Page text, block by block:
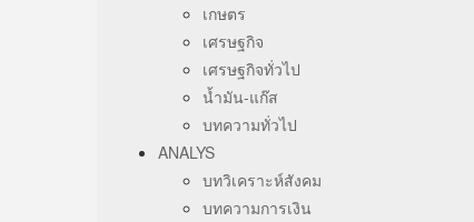
เกษตร
เศรษฐกิจ
เศรษฐกิจทั่วไป
น้ำมัน-แก๊ส
บทความทั่วไป
ANALYS
บทวิเคราะห์สังคม
บทความการเงิน